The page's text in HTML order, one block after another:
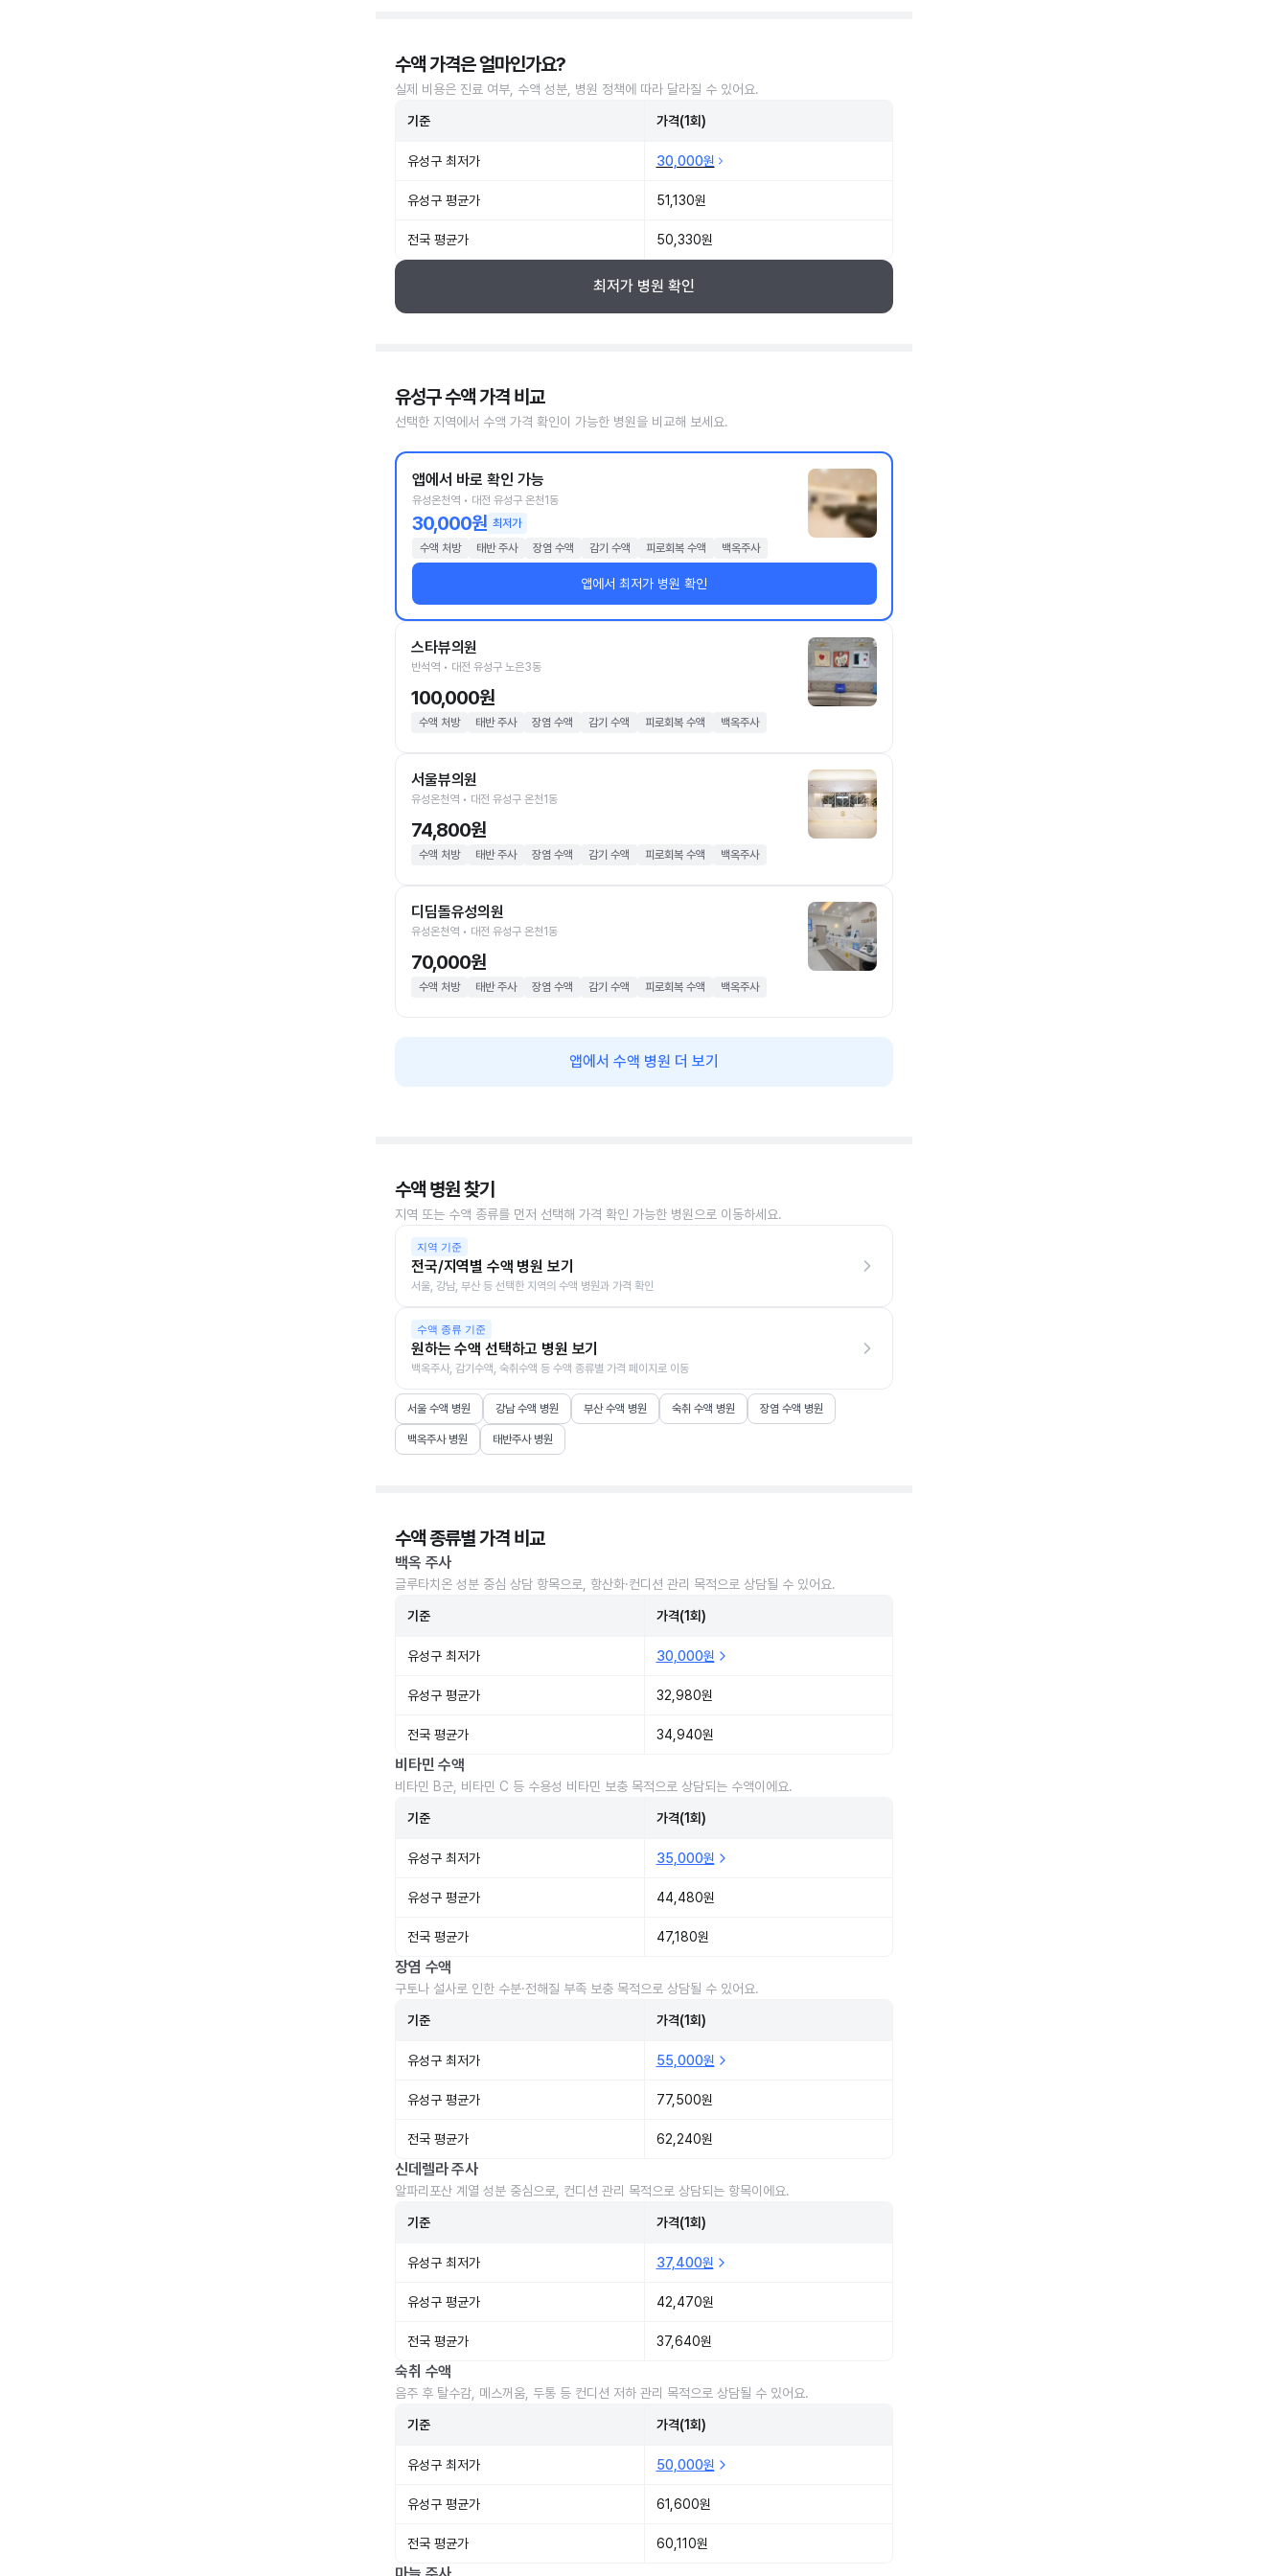
수액 가격은 얼마인가요?
실제 비용은 진료 여부, 수액 성분, 병원 정책에 따라 달라질 수 있어요.
기준 가격(1회)
유성구 최저가 30,000원
유성구 평균가 51,130원
전국 평균가 50,330원
최저가 병원 확인
유성구 수액 가격 비교
선택한 지역에서 수액 가격 확인이 가능한 병원을 비교해 보세요.
앱에서 바로 확인 가능
유성온천역 • 대전 유성구 온천1동
30,000원 최저가
수액 처방
태반 주사 장염 수액 감기 수액 피로회복 수액 백옥주사
앱에서 최저가 병원 확인
스타뷰의원
반석역 • 대전 유성구 노은3동
100,000원
수액 처방 태반 주사 장염 수액 감기 수액 피로회복 수액 백옥주사
서울뷰의원
유성온천역 • 대전 유성구 온천1동
74,800원
수액 처방 태반 주사 장염 수액 감기 수액 피로회복 수액 백옥주사
디딤돌유성의원
유성온천역 • 대전 유성구 온천1동
70,000원
수액 처방 태반 주사 장염 수액 감기 수액 피로회복 수액 백옥주사
앱에서 수액 병원 더 보기
수액 병원 찾기
지역 또는 수액 종류를 먼저 선택해 가격 확인 가능한 병원으로 이동하세요.
지역 기준
전국/지역별 수액 병원 보기
서울, 강남, 부산 등 선택한 지역의 수액 병원과 가격 확인
수액 종류 기준
원하는 수액 선택하고 병원 보기
백옥주사, 감기수액, 숙취수액 등 수액 종류별 가격 페이지로 이동
서울 수액 병원 강남 수액 병원 부산 수액 병원 숙취 수액 병원 장염 수액 병원
백옥주사 병원 태반주사 병원
수액 종류별 가격 비교
백옥 주사
글루타치온 성분 중심 상담 항목으로, 항산화·컨디션 관리 목적으로 상담될 수 있어요.
기준 가격(1회)
유성구 최저가 30,000원
유성구 평균가 32,980원
전국 평균가 34,940원
비타민 수액
비타민 B군, 비타민 C 등 수용성 비타민 보충 목적으로 상담되는 수액이에요.
기준 가격(1회)
유성구 최저가 35,000원
유성구 평균가 44,480원
전국 평균가 47,180원
장염 수액
구토나 설사로 인한 수분·전해질 부족 보충 목적으로 상담될 수 있어요.
기준 가격(1회)
유성구 최저가 55,000원
유성구 평균가 77,500원
전국 평균가 62,240원
신데렐라 주사
알파리포산 계열 성분 중심으로, 컨디션 관리 목적으로 상담되는 항목이에요.
기준 가격(1회)
유성구 최저가 37,400원
유성구 평균가 42,470원
전국 평균가 37,640원
숙취 수액
음주 후 탈수감, 메스꺼움, 두통 등 컨디션 저하 관리 목적으로 상담될 수 있어요.
기준 가격(1회)
유성구 최저가 50,000원
유성구 평균가 61,600원
전국 평균가 60,110원